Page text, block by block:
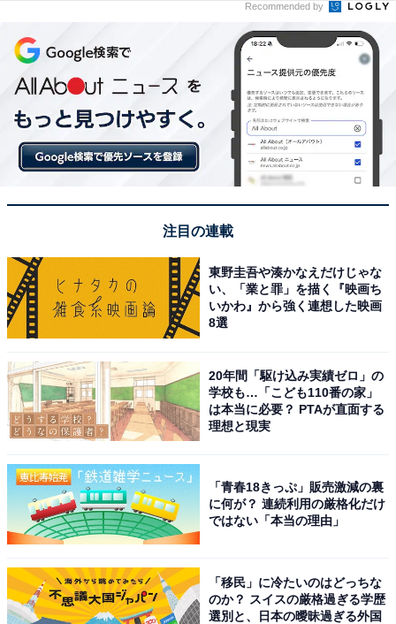
【今日チェックしたい】EarFunの人気商品5選
EarFun「Air Pro 4i」
【VGP 2025 SUMMER 金賞】EarFun Air Pro 4i ワイヤレ
スイヤホン Bluetooth/ノイズキャンセリング イヤホン
Amazonで見る
EarFun「Clip」
ヤホン Bluetooth 6.0 / 物理ボタン/ながら聴き
Amazonで見る
Recommended by
注目の連載
東野圭吾や湊かなえだけじゃな
い、「業と罪」を描く『映画ち
いかわ』から強く連想した映画
8選
20年間「駆け込み実績ゼロ」の
学校も…「こども110番の家」
は本当に必要？ PTAが直面する
理想と現実
「青春18きっぷ」販売激減の裏
に何が？ 連続利用の厳格化だけ
ではない「本当の理由」
「移民」に冷たいのはどっちな
のか？ スイスの厳格過ぎる学歴
選別と、日本の曖昧過ぎる外国